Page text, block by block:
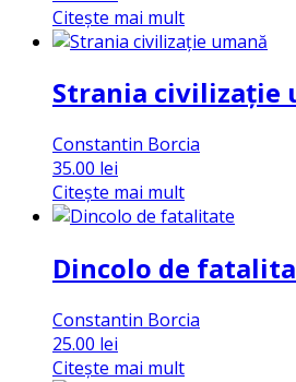
Citește mai mult
Strania civilizație
Constantin Borcia
35.00 lei
Citește mai mult
Dincolo de
Constantin Borcia
25.00 lei
Citește mai mult